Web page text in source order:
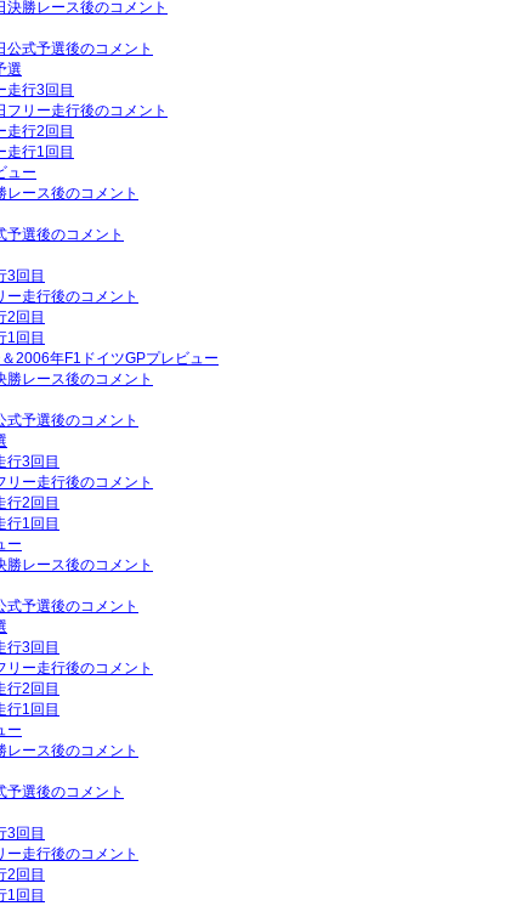
勝レース後のコメント
式予選後のコメント
選
走行3回目
リー走行後のコメント
走行2回目
走行1回目
ュー
ース後のコメント
選後のコメント
3回目
走行後のコメント
2回目
1回目
2006年F1ドイツGPプレビュー
レース後のコメント
予選後のコメント
行3回目
ー走行後のコメント
行2回目
行1回目
ー
レース後のコメント
予選後のコメント
行3回目
ー走行後のコメント
行2回目
行1回目
ー
ース後のコメント
選後のコメント
3回目
走行後のコメント
2回目
1回目